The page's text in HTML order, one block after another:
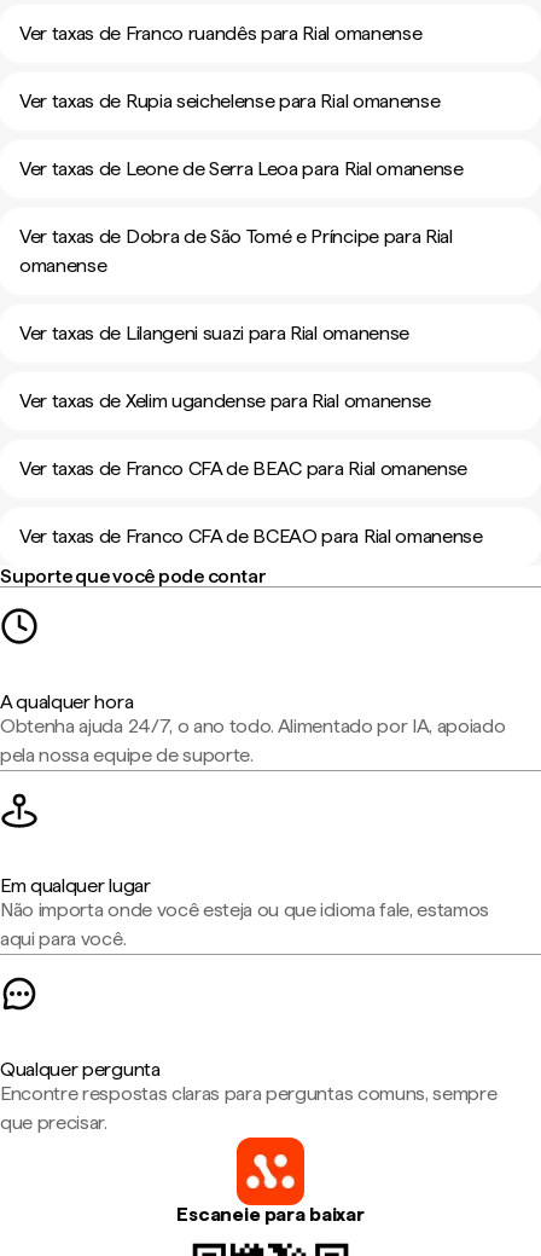
Ver taxas de Franco ruandês para Rial omanense
Ver taxas de Rupia seichelense para Rial omanense
Ver taxas de Leone de Serra Leoa para Rial omanense
Ver taxas de Dobra de São Tomé e Príncipe para Rial
omanense
Ver taxas de Lilangeni suazi para Rial omanense
Ver taxas de Xelim ugandense para Rial omanense
Ver taxas de Franco CFA de BEAC para Rial omanense
Ver taxas de Franco CFA de BCEAO para Rial omanense
Suporte que você pode contar
A qualquer hora
Obtenha ajuda 24/7, o ano todo. Alimentado por IA, apoiado
pela nossa equipe de suporte.
Em qualquer lugar
Não importa onde você esteja ou que idioma fale, estamos
aqui para você.
Qualquer pergunta
Encontre respostas claras para perguntas comuns, sempre
que precisar.
Escaneie para baixar